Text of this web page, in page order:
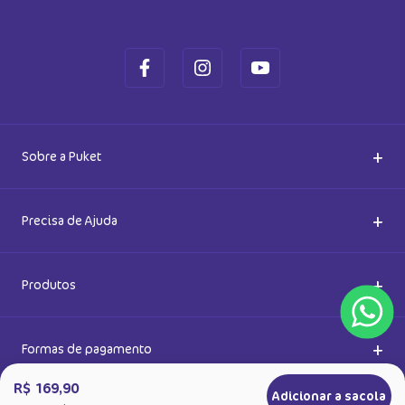
R$ 169,90 Adicionar a sacola
Sobre a Puket +
Quem somos
Meias do Bem
Precisa de Ajuda +
Dúvidas Frequentes
Cashback Puket
Produtos +
Formas de pagamento +